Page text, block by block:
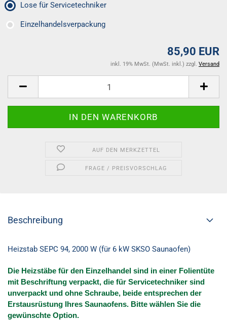
Lose für Servicetechniker
Einzelhandelsverpackung
85,90 EUR
inkl. 19% MwSt. (MwSt. inkl.) zzgl. Versand
AUF DEN MERKZETTEL
FRAGE / PREISVORSCHLAG
Beschreibung
Heizstab SEPC 94, 2000 W (für 6 kW SKSO Saunaofen)
Die Heizstäbe für den Einzelhandel sind in einer Folientüte
mit Beschriftung verpackt, die für Servicetechniker sind
unverpackt und ohne Schraube, beide entsprechen der
Erstausrüstung Ihres Saunaofens. Bitte wählen Sie die
gewünschte Option.